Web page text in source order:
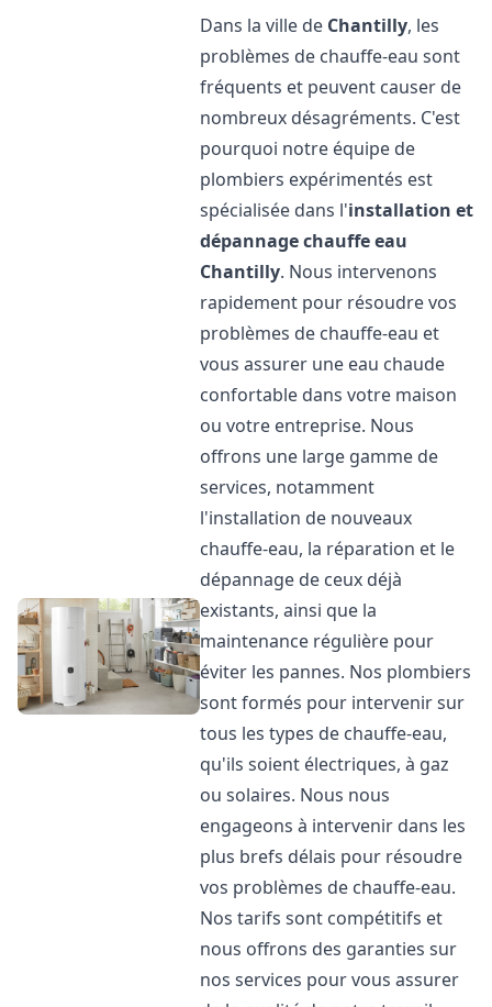
Dans la ville de Chantilly, les
problèmes de chauffe-eau sont
fréquents et peuvent causer de
nombreux désagréments. C'est
pourquoi notre équipe de
plombiers expérimentés est
spécialisée dans l'installation et
dépannage chauffe eau
Chantilly. Nous intervenons
rapidement pour résoudre vos
problèmes de chauffe-eau et
vous assurer une eau chaude
confortable dans votre maison
ou votre entreprise. Nous
offrons une large gamme de
services, notamment
l'installation de nouveaux
chauffe-eau, la réparation et le
dépannage de ceux déjà
existants, ainsi que la
maintenance régulière pour
éviter les pannes. Nos plombiers
sont formés pour intervenir sur
tous les types de chauffe-eau,
qu'ils soient électriques, à gaz
ou solaires. Nous nous
engageons à intervenir dans les
plus brefs délais pour résoudre
vos problèmes de chauffe-eau.
Nos tarifs sont compétitifs et
nous offrons des garanties sur
nos services pour vous assurer